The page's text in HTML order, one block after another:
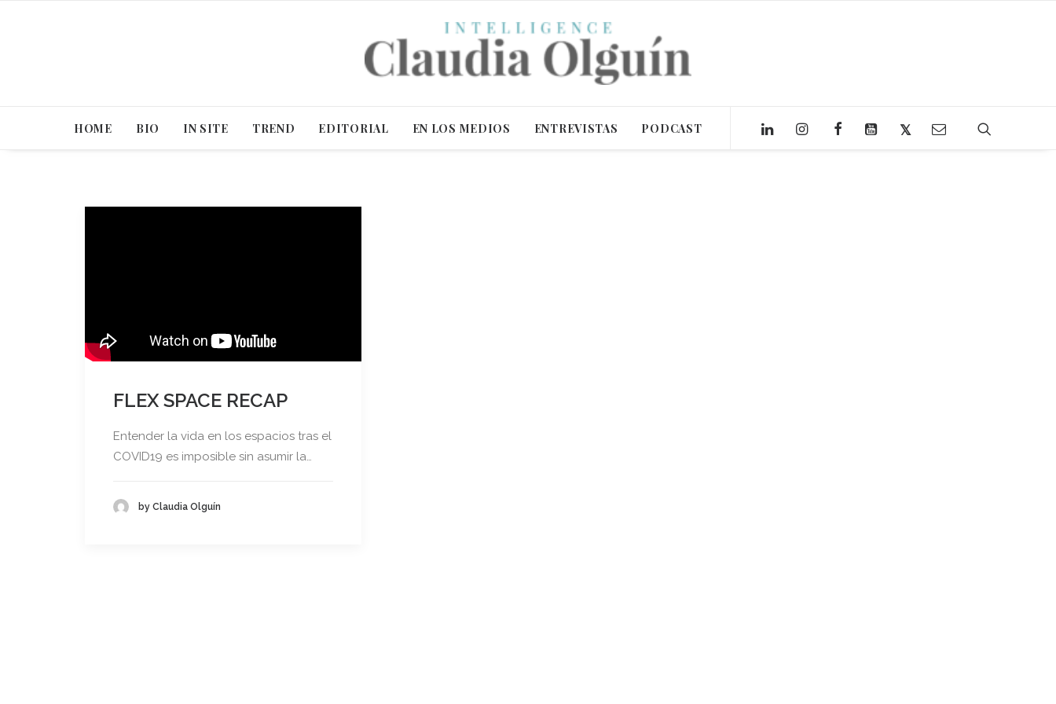
HOME BIO IN SITE TREND EDITORIAL EN LOS MEDIOS ENTREVISTAS PODCAST
FLEX SPACE RECAP
Entender la vida en los espacios tras el
COVID19 es imposible sin asumir la…
by Claudia Olguín